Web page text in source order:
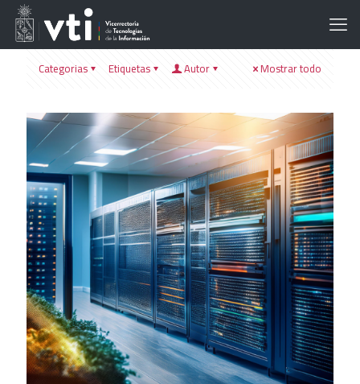
Categorias Etiquetas Autor Mostrar todo